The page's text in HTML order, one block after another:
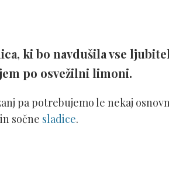
ki bo navdušila vse
po osvežilni limoni.
pa potrebujemo le nekaj
sočne sladice.